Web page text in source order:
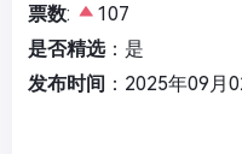
票数:
107
是否精选：是
发布时间 ：2025年09月